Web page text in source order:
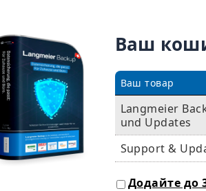
Ваш
Ваш товар
Langmeier
und Updates
Support &
Додайте до